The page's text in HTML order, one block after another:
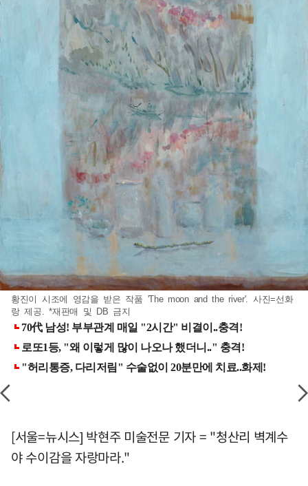
황진이 시조에 영감을 받은 작품 'The moon and the river'. 사진=선화
랑 제공. *재판매 및 DB 금지
[서울=뉴시스] 박현주 미술전문 기자 = "청산리 벽계수
야 수이감을 자랑마라."